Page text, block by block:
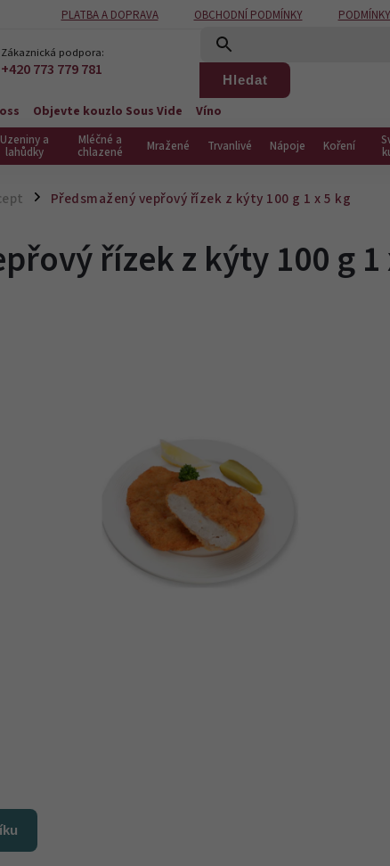
PLATBA A DOPRAVA OBCHODNÍ PODMÍNKY
Zákaznická podpora:
+420 773 779 781 Hledat
Objevte kouzlo Sous Vide Víno
Uzeniny a
lahůdky
Mléčné a
chlazené Mražené Trvanlivé Nápoje Koření
/ Předsmažený vepřový řízek z kýty 100 g 1 x 5 kg
řízek z kýty 100 g 1